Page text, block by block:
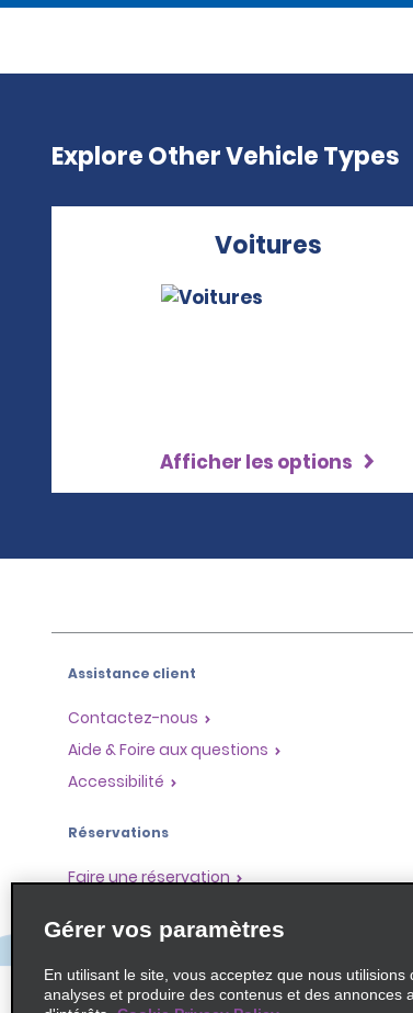
Explore Other Vehicle Types
Voitures
Afficher les options
Assistance client
Contactez-nous
Aide & Foire aux questions
Accessibilité
Réservations
Faire une réservation
Enregistrement accéléré
Ne pas passer par le comptoir
Trajets passés / Reçus
Gérer vos paramètres
En utilisant le site, vous acceptez que nous
analyses et produire des contenus et des annonces